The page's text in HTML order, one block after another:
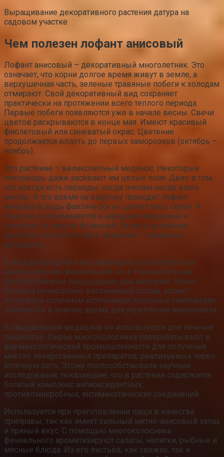
Выращивание декоративного растения датура на
садовом участке
Чем полезен лофант анисовый
Лофант анисовый – декоративный многолетник. Это
означает, что корни долгое время живут в земле, а
верхушечная часть, зеленые травяные побеги к холодам
отмирают. Свой декоративный вид сохраняет
практически на протяжении всего теплого периода.
Первые побеги появляются уже в начале весны. Свечи
цветов раскрываются в конце мая. Имеют красивый
фиолетовый или синеватый окрас. Цветение
продолжается вплоть до первых заморозков (октябрь –
ноябрь).
Это растение – великолепный медонос. Некоторые
пчеловоды даже засевают им целые поля. Дело в том,
что всегда есть периоды, когда пчелам негде взять
нектар. В это время на выручку приходит лофант
анисовый, ведь фактически он цветет весь сезон. К
тому же он применяется в народной медицине и
помогает от многих болезней. За свои целебные
свойства получил второе название – северный
женьшень.
В международной классификации встречается как
многоколосник фенхельный, но в России больше
распространены предыдущие два названия. Имеет
богатый минерально-витаминный состав, может
послужить отличным источником полезных химических
элементов в зимнее время для укрепления иммунитета.
В официальной медицине не используется для лечения
пациентов. Сырье многоколосника перерабатывают в
фармакологической промышленности для получения
многих лекарственных препаратов, реализуемых через
аптечную сеть. Этому поспособствовали научные
исследования, показавшие, что в растении содержится
богатый комплекс антиоксидантных,
противомикробных, антимикотических соединений.
Используется при приготовлении пищи в качестве
приправы, так как имеет сильный мятно-анисовый запах
и пряный вкус. С помощью многоколосника
фенхельного ароматизируют салаты, напитки, рыбные и
мясные блюда. Из его листьев, как свежих, так и